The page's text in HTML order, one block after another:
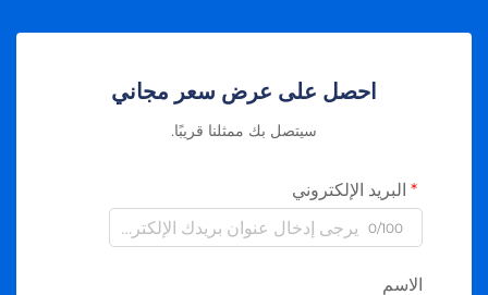
احصل على عرض سعر مجاني
سيتصل بك ممثلنا قريبًا.
البريد الإلكتروني
0/100
الاسم